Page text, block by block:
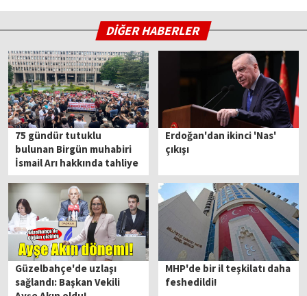
DİĞER HABERLER
75 gündür tutuklu
bulunan Birgün muhabiri
İsmail Arı hakkında tahliye
kararı!
Erdoğan'dan ikinci 'Nas'
çıkışı
Güzelbahçe'de uzlaşı
sağlandı: Başkan Vekili
MHP'de bir il teşkilatı daha
feshedildi!